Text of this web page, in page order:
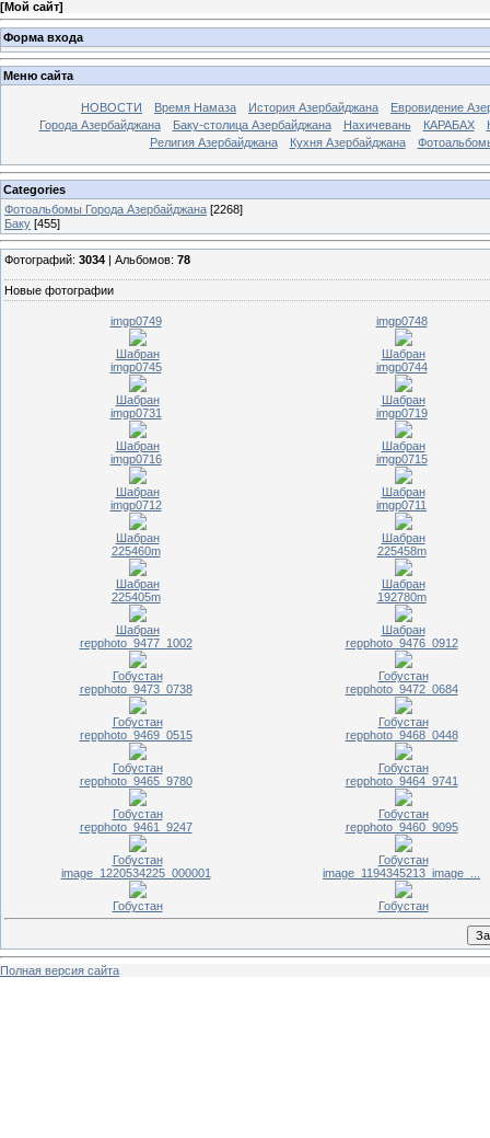
[Мой сайт]
Форма входа
Меню сайта
НОВОСТИ Время Намаза История Азербайджана
Евровидение
Города Азербайджана
Баку-столица Азербайджана Нахичевань КАРАБАХ
Религия Азербайджана
Кухня Азербайджана
Categories
Фотоальбомы Города Азербайджана [2268]
Баку [455]
Фотографий: 3034 | Альбомов: 78
Новые фотографии
imgp0749
Шабран
imgp0748
Шабран
imgp0745
Шабран
imgp0744
Шабран
imgp0731
Шабран
imgp0719
Шабран
imgp0716
Шабран
imgp0715
Шабран
imgp0712
Шабран
imgp0711
Шабран
225460m
Шабран
225458m
Шабран
225405m
Шабран
192780m
Шабран
repphoto_9477_1002
Гобустан
repphoto_9476_0912
Гобустан
repphoto_9473_0738
Гобустан
repphoto_9472_0684
Гобустан
repphoto_9469_0515
Гобустан
repphoto_9468_0448
Гобустан
repphoto_9465_9780
Гобустан
repphoto_9464_9741
Гобустан
repphoto_9461_9247
Гобустан
repphoto_9460_9095
Гобустан
image_1220534225_000001
Гобустан
image_1194345213_image_...
Гобустан
Полная версия сайта